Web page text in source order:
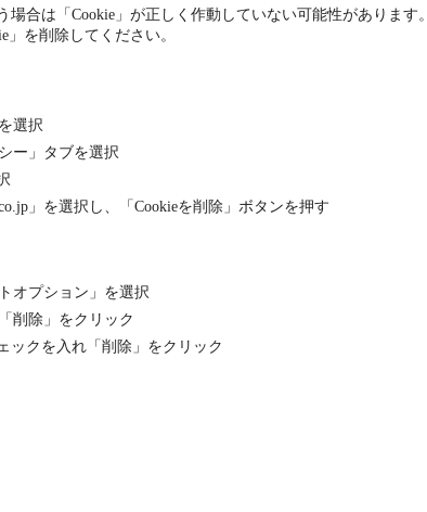
合は「Cookie」が正しく作動していない可能性があります。
を削除してください。
選択
ー」タブを選択
」を選択し、「Cookieを削除」ボタンを押す
オプション」を選択
削除」をクリック
ックを入れ「削除」をクリック